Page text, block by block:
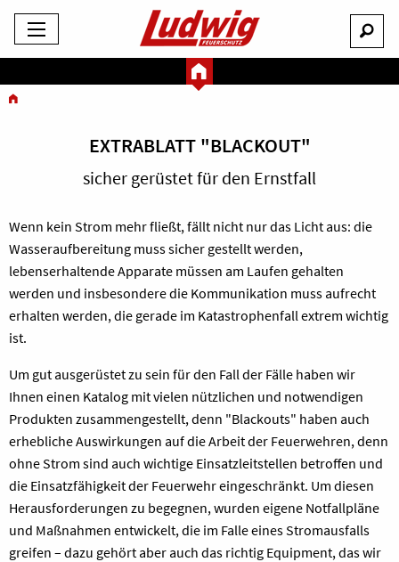
EXTRABLATT "BLACKOUT"
sicher gerüstet für den Ernstfall
Wenn kein Strom mehr fließt, fällt nicht nur das Licht aus: die
Wasseraufbereitung muss sicher gestellt werden,
lebenserhaltende Apparate müssen am Laufen gehalten
werden und insbesondere die Kommunikation muss aufrecht
erhalten werden, die gerade im Katastrophenfall extrem wichtig
ist.
Um gut ausgerüstet zu sein für den Fall der Fälle haben wir
Ihnen einen Katalog mit vielen nützlichen und notwendigen
Produkten zusammengestellt, denn "Blackouts" haben auch
erhebliche Auswirkungen auf die Arbeit der Feuerwehren, denn
ohne Strom sind auch wichtige Einsatzleitstellen betroffen und
die Einsatzfähigkeit der Feuerwehr eingeschränkt. Um diesen
Herausforderungen zu begegnen, wurden eigene Notfallpläne
und Maßnahmen entwickelt, die im Falle eines Stromausfalls
greifen – dazu gehört aber auch das richtig Equipment, das wir